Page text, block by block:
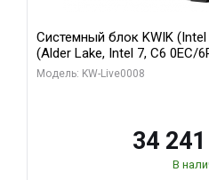
Системный блок KWIK (Intel
(Alder Lake, Intel 7, C6 0EC/
220 1GB DDR3 64bit VGA DVI
Модель: KW-Live0008
34
В